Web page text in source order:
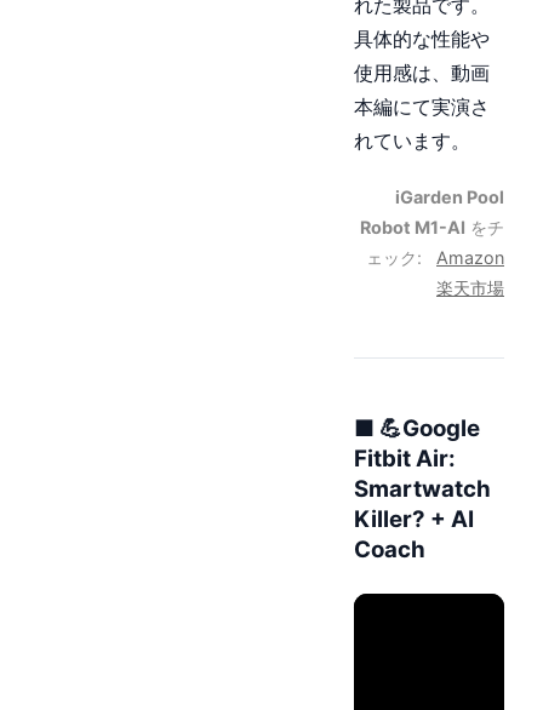
れた製品です。
具体的な性能や
使用感は、動画
本編にて実演さ
れています。
iGarden Pool
Robot M1-AI をチ
ェック:
Amazon
楽天市場
■ 💪Google
Fitbit Air:
Smartwatch
Killer? + AI
Coach